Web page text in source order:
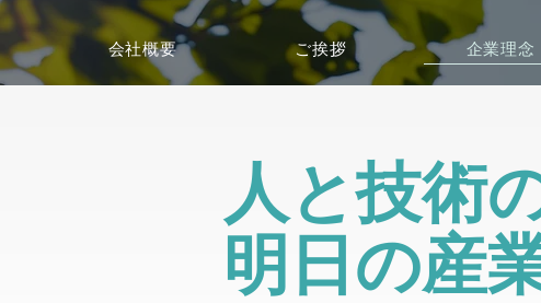
会社概要 ご挨拶 企業理念
人と技術
明日の産